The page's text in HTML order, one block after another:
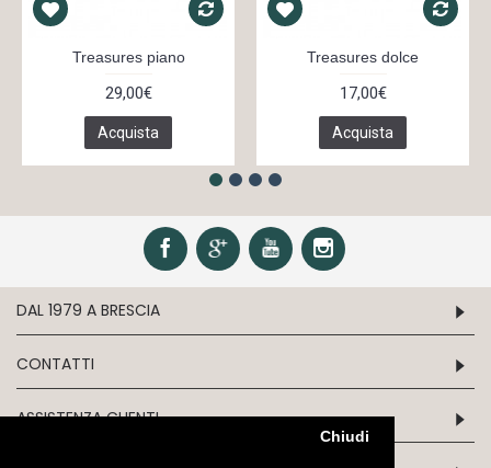
Chiudi
Treasures piano
29,00€
Acquista
Treasures dolce
17,00€
Acquista
DAL 1979 A BRESCIA
CONTATTI
ASSISTENZA CLIENTI